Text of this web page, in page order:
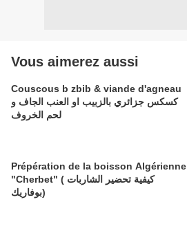
Vous aimerez aussi
Couscous b zbib & viande d'agneau
كسكس جزائري بالزبيب او العنب الجاف و
لحم الخروف
Prépération de la boisson Algérienne
"Cherbet" ( كيفية تحضير الشاربات
(بوفاريك